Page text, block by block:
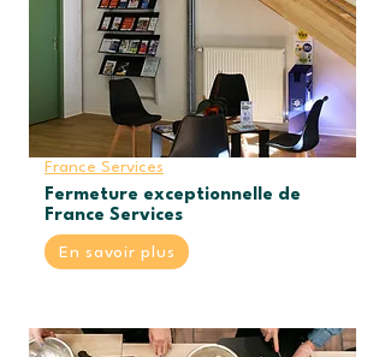
Fermeture exceptionnelle de
France Services
France Services
En savoir plus